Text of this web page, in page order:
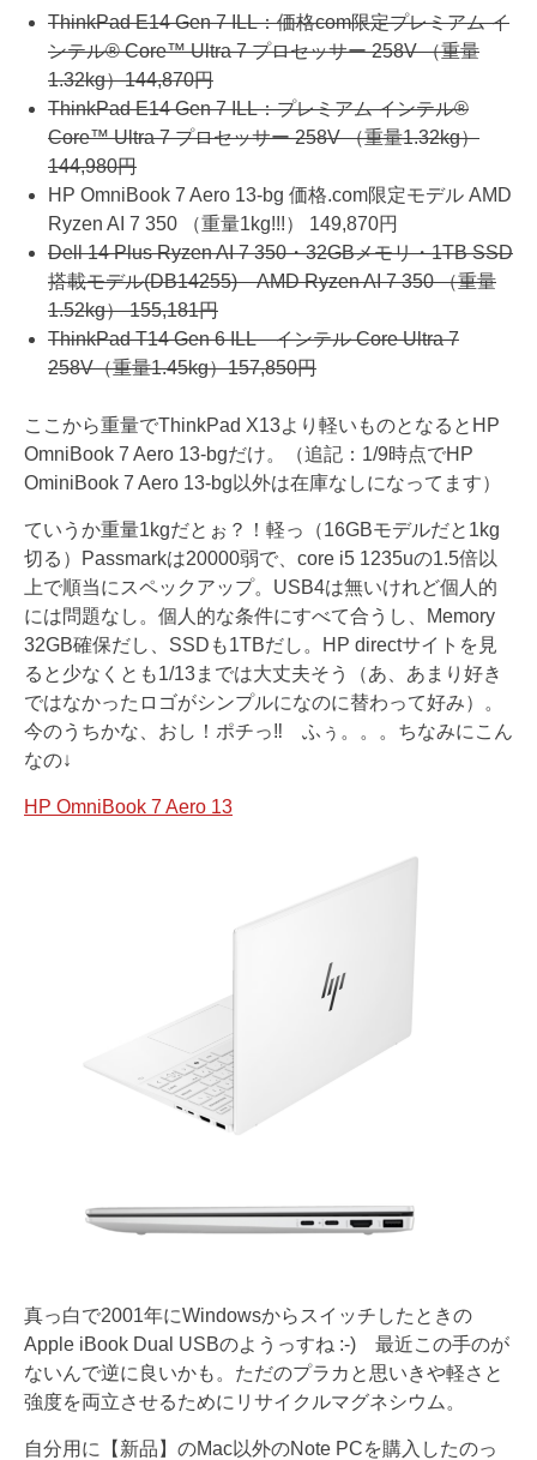
ThinkPad E14 Gen 7 ILL：価格com限定プレミアム イ
ンテル® Core™ Ultra 7 プロセッサー 258V （重量
1.32kg）144,870円
ThinkPad E14 Gen 7 ILL：プレミアム インテル®
Core™ Ultra 7 プロセッサー 258V （重量1.32kg）
144,980円
HP OmniBook 7 Aero 13-bg 価格.com限定モデル AMD
Ryzen AI 7 350 （重量1kg!!!） 149,870円
Dell 14 Plus Ryzen AI 7 350・32GBメモリ・1TB SSD
搭載モデル(DB14255) AMD Ryzen AI 7 350 （重量
1.52kg） 155,181円
ThinkPad T14 Gen 6 ILL インテル Core Ultra 7
258V（重量1.45kg）157,850円
ここから重量でThinkPad X13より軽いものとなるとHP
OmniBook 7 Aero 13-bgだけ。（追記：1/9時点でHP
OminiBook 7 Aero 13-bg以外は在庫なしになってます）
ていうか重量1kgだとぉ？！軽っ（16GBモデルだと1kg
切る）Passmarkは20000弱で、core i5 1235uの1.5倍以
上で順当にスペックアップ。USB4は無いけれど個人的
には問題なし。個人的な条件にすべて合うし、Memory
32GB確保だし、SSDも1TBだし。HP directサイトを見
ると少なくとも1/13までは大丈夫そう（あ、あまり好き
ではなかったロゴがシンプルになのに替わって好み）。
今のうちかな、おし！ポチっ‼ ふぅ。。。ちなみにこん
なの↓
HP OmniBook 7 Aero 13
真っ白で2001年にWindowsからスイッチしたときの
Apple iBook Dual USBのようっすね :-) 最近この手のが
ないんで逆に良いかも。ただのプラカと思いきや軽さと
強度を両立させるためにリサイクルマグネシウム。
自分用に【新品】のMac以外のNote PCを購入したのっ